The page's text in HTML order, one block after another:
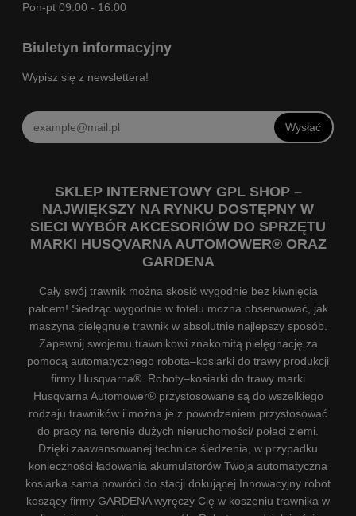
Pon-pt 09:00 - 16:00
Biuletyn informacyjny
Wypisz się z newslettera!
Wysłać
SKLEP INTERNETOWY GPL SHOP –
NAJWIĘKSZY NA RYNKU DOSTĘPNY W
SIECI WYBÓR AKCESORIÓW DO SPRZĘTU
MARKI HUSQVARNA AUTOMOWER® ORAZ
GARDENA
Cały swój trawnik można skosić wygodnie bez kiwnięcia
palcem! Siedząc wygodnie w fotelu można obserwować, jak
maszyna pielęgnuje trawnik w absolutnie najlepszy sposób.
Zapewnij swojemu trawnikowi znakomitą pielęgnację za
pomocą automatycznego robota–kosiarki do trawy produkcji
firmy Husqvarna®. Roboty–kosiarki do trawy marki
Husqvarna Automower® przystosowane są do wszelkiego
rodzaju trawników i można je z powodzeniem przystosować
do pracy na terenie dużych nieruchomości/ połaci ziemi.
Dzięki zaawansowanej technice śledzenia, w przypadku
konieczności ładowania akumulatorów Twoja automatyczna
kosiarka sama powróci do stacji dokującej Innowacyjny robot
koszący firmy GARDENA wyręczy Cię w koszeniu trawnika w